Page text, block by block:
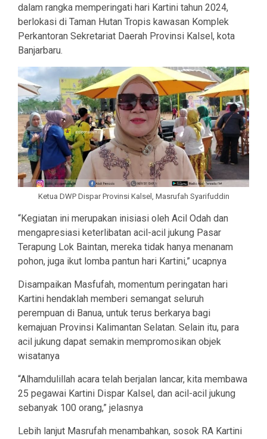
dalam rangka memperingati hari Kartini tahun 2024,
berlokasi di Taman Hutan Tropis kawasan Komplek
Perkantoran Sekretariat Daerah Provinsi Kalsel, kota
Banjarbaru.
Ketua DWP Dispar Provinsi Kalsel, Masrufah Syarifuddin
“Kegiatan ini merupakan inisiasi oleh Acil Odah dan
mengapresiasi keterlibatan acil-acil jukung Pasar
Terapung Lok Baintan, mereka tidak hanya menanam
pohon, juga ikut lomba pantun hari Kartini,” ucapnya
Disampaikan Masfufah, momentum peringatan hari
Kartini hendaklah memberi semangat seluruh
perempuan di Banua, untuk terus berkarya bagi
kemajuan Provinsi Kalimantan Selatan. Selain itu, para
acil jukung dapat semakin mempromosikan objek
wisatanya
“Alhamdulillah acara telah berjalan lancar, kita membawa
25 pegawai Kartini Dispar Kalsel, dan acil-acil jukung
sebanyak 100 orang,” jelasnya
Lebih lanjut Masrufah menambahkan, sosok RA Kartini